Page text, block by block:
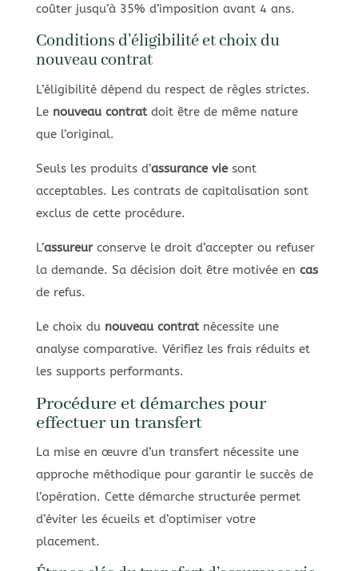
coûter jusqu’à 35% d’imposition avant 4 ans.
Conditions d’éligibilité et choix du
nouveau contrat
L’éligibilité dépend du respect de règles strictes.
Le nouveau contratdoit être de même nature
que l’original.
Seuls les produits d’assurance viesont
acceptables. Les contrats de capitalisation sont
exclus de cette procédure.
L’assureurconserve le droit d’accepter ou refuser
la demande. Sa décision doit être motivée en cas
de refus.
Le choix du nouveau contratnécessite une
analyse comparative. Vérifiez les frais réduits et
les supports performants.
Procédure et démarches pour
effectuer un transfert
La mise en œuvre d’un transfert nécessite une
approche méthodique pour garantir le succès de
l’opération. Cette démarche structurée permet
d’éviter les écueils et d’optimiser votre
placement.